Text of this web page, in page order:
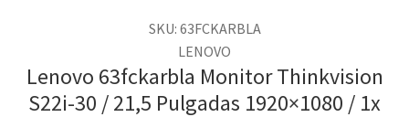
SKU: 63FCKARBLA
LENOVO
Lenovo 63fckarbla Monitor Thinkvision
S22i-30 / 21,5 Pulgadas 1920×1080 / 1x